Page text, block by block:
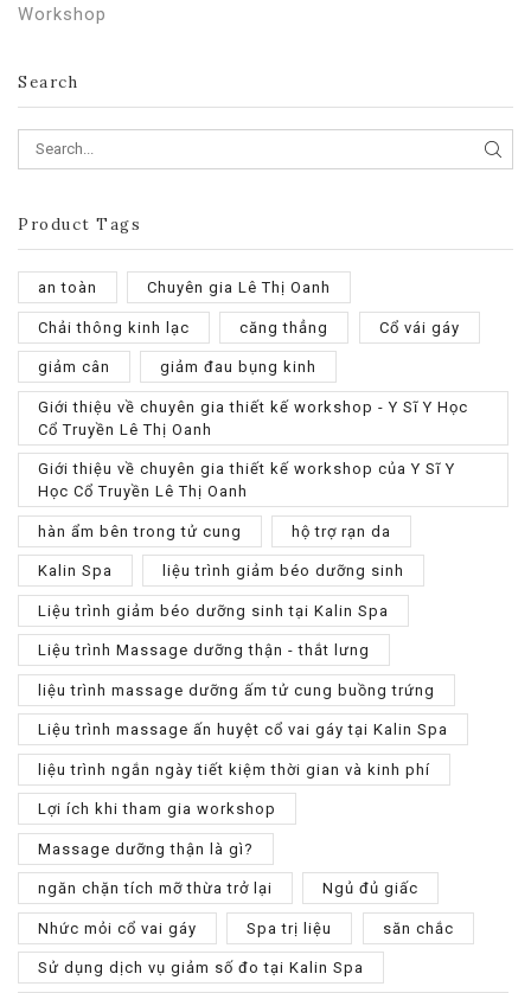
Workshop
Search
Product Tags
an toàn Chuyên gia Lê Thị Oanh
Chải thông kinh lạc căng thẳng Cổ vái gáy
giảm cân giảm đau bụng kinh
Giới thiệu về chuyên gia thiết kế workshop - Y Sĩ Y Học
Cổ Truyền Lê Thị Oanh
Giới thiệu về chuyên gia thiết kế workshop của Y Sĩ Y
Học Cổ Truyền Lê Thị Oanh
hàn ẩm bên trong tử cung hộ trợ rạn da
Kalin Spa liệu trình giảm béo dưỡng sinh
Liệu trình giảm béo dưỡng sinh tại Kalin Spa
Liệu trình Massage dưỡng thận - thắt lưng
liệu trình massage dưỡng ấm tử cung buồng trứng
Liệu trình massage ấn huyệt cổ vai gáy tại Kalin Spa
liệu trình ngắn ngày tiết kiệm thời gian và kinh phí
Lợi ích khi tham gia workshop
Massage dưỡng thận là gì?
ngăn chặn tích mỡ thừa trở lại Ngủ đủ giấc
Nhức mỏi cổ vai gáy Spa trị liệu săn chắc
Sử dụng dịch vụ giảm số đo tại Kalin Spa